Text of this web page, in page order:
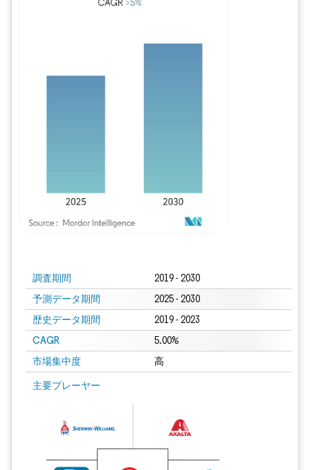
調査期間 2019 - 2030
予測データ期間 2025 - 2030
歴史データ期間 2019 - 2023
CAGR 5.00%
市場集中度 高
主要プレーヤー